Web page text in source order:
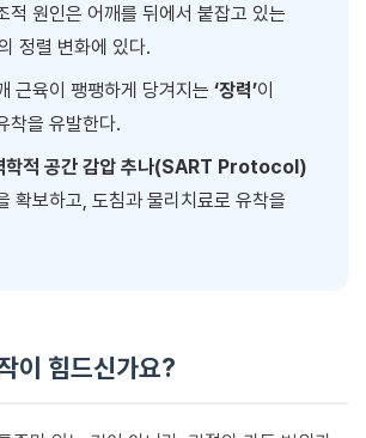
적 원인은 어깨를 뒤에서 붙잡고 있는
정렬 변화에 있다.
근육이 팽팽하게 당겨지는 ‘장력’이
착을 유발한다.
학적 공간 감압 추나(SART Protocol)
확보하고, 도침과 물리치료로 유착을
이 힘드신가요?